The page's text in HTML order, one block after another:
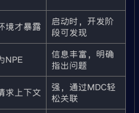
境才暴露
启动时，开发阶
段可发现
NPE
信息丰富，明确
指出问题
求上下文
强，通过MDC轻
松关联